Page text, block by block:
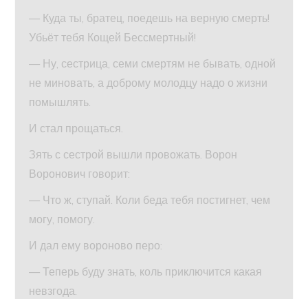
— Куда ты, братец, поедешь на верную смерть!
Убьёт тебя Кощей Бессмертный!
— Ну, сестрица, семи смертям не бывать, одной
не миновать, а доброму молодцу надо о жизни
помышлять.
И стал прощаться.
Зять с сестрой вышли провожать. Ворон
Воронович говорит:
— Что ж, ступай. Коли беда тебя постигнет, чем
могу, помогу.
И дал ему вороново перо:
— Теперь буду знать, коль приключится какая
невзгода.